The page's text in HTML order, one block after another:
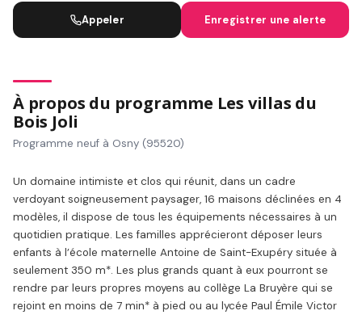
Appeler Enregistrer une alerte
À propos du programme Les villas du
Bois Joli
Programme neuf à Osny (95520)
Un domaine intimiste et clos qui réunit, dans un cadre
verdoyant soigneusement paysager, 16 maisons déclinées en 4
modèles, il dispose de tous les équipements nécessaires à un
quotidien pratique. Les familles apprécieront déposer leurs
enfants à l’école maternelle Antoine de Saint-Exupéry située à
seulement 350 m*. Les plus grands quant à eux pourront se
rendre par leurs propres moyens au collège La Bruyère qui se
rejoint en moins de 7 min* à pied ou au lycée Paul Émile Victor